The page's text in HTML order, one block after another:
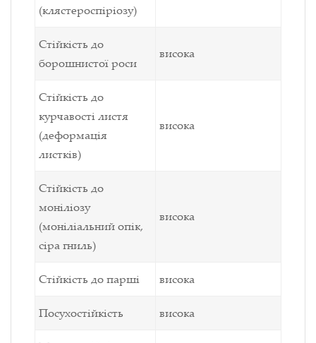
(клястероспіріозу)
Стійкість до
борошнистої роси
висока
Стійкість до
курчавості листя
(деформація
листків)
висока
Стійкість до
моніліозу
(моніліальний опік,
сіра гниль)
висока
Стійкість до парші висока
Посухостійкість висока